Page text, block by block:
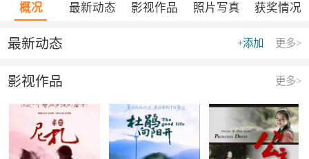
概况 最新动态 影视作品 照片写真 获奖情况
更多>
+添加
最新动态
更多>
影视作品